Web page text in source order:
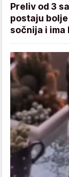
Preliv od 3
postaju
sočnija i